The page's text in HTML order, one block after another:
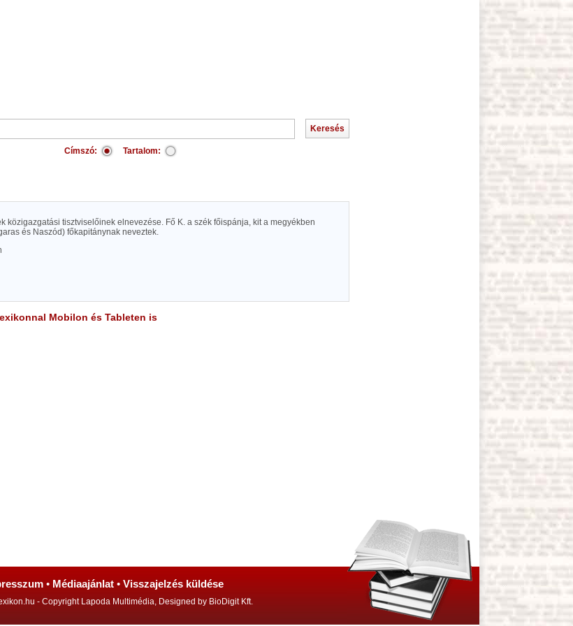
Címszó: Tartalom:
közigazgatási tisztviselőinek elnevezése. Fő K. a szék főispánja, kit a megyékben
és Naszód) főkapitánynak neveztek.
Mobilon és Tableten is
• Médiaajánlat • Visszajelzés küldése
- Copyright Lapoda Multimédia, Designed by BioDigit Kft.